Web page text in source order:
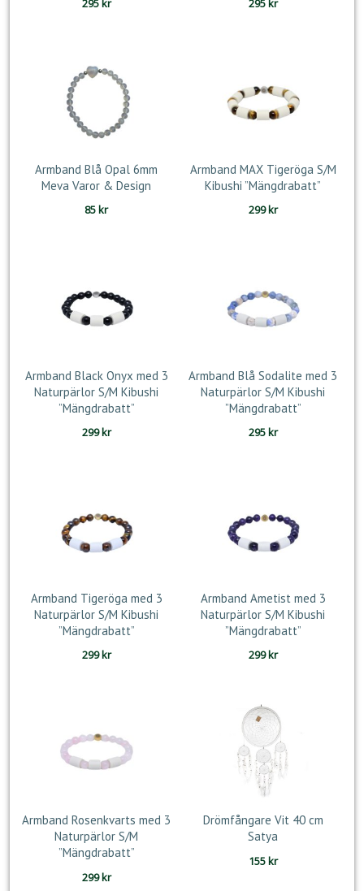
295 kr 295 kr
Armband Blå Opal 6mm
Meva Varor & Design
85kr
Armband MAX Tigeröga S/M
Kibushi ”Mängdrabatt”
299kr
Armband Black Onyx med 3
Naturpärlor S/M Kibushi
”Mängdrabatt”
299kr
Armband Blå Sodalite med 3
Naturpärlor S/M Kibushi
”Mängdrabatt”
295kr
Armband Tigeröga med 3
Naturpärlor S/M Kibushi
”Mängdrabatt”
299kr
Armband Ametist med 3
Naturpärlor S/M Kibushi
”Mängdrabatt”
299kr
Armband Rosenkvarts med 3
Naturpärlor S/M
”Mängdrabatt”
299kr
Drömfångare Vit 40 cm
Satya
155kr